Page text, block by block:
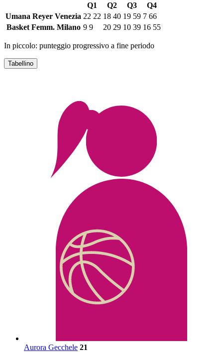
Q1
Q2 Q3
Q4
Umana Reyer Venezia 22 22 18 40 19 59 7 66
Basket Femm. Milano 9 9 20 29 10 39 16 55
In piccolo: punteggio progressivo a fine periodo
Tabellino
Aurora Gecchele 21